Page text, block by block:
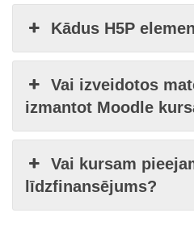
Kādus H5P
Vai izveidotos
izmantot Moodle
Vai kursam
līdzfinansējums?